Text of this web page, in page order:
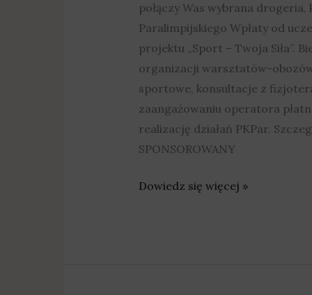
połączy Was wybrana
Paralimpijskiego Wpłaty od
projektu „Sport – Twoja Siła”.
organizacji warsztatów-
sportowe, konsultacje z
zaangażowaniu operatora
realizację działań PKPar.
SPONSOROWANY
Dowiedz się więcej »